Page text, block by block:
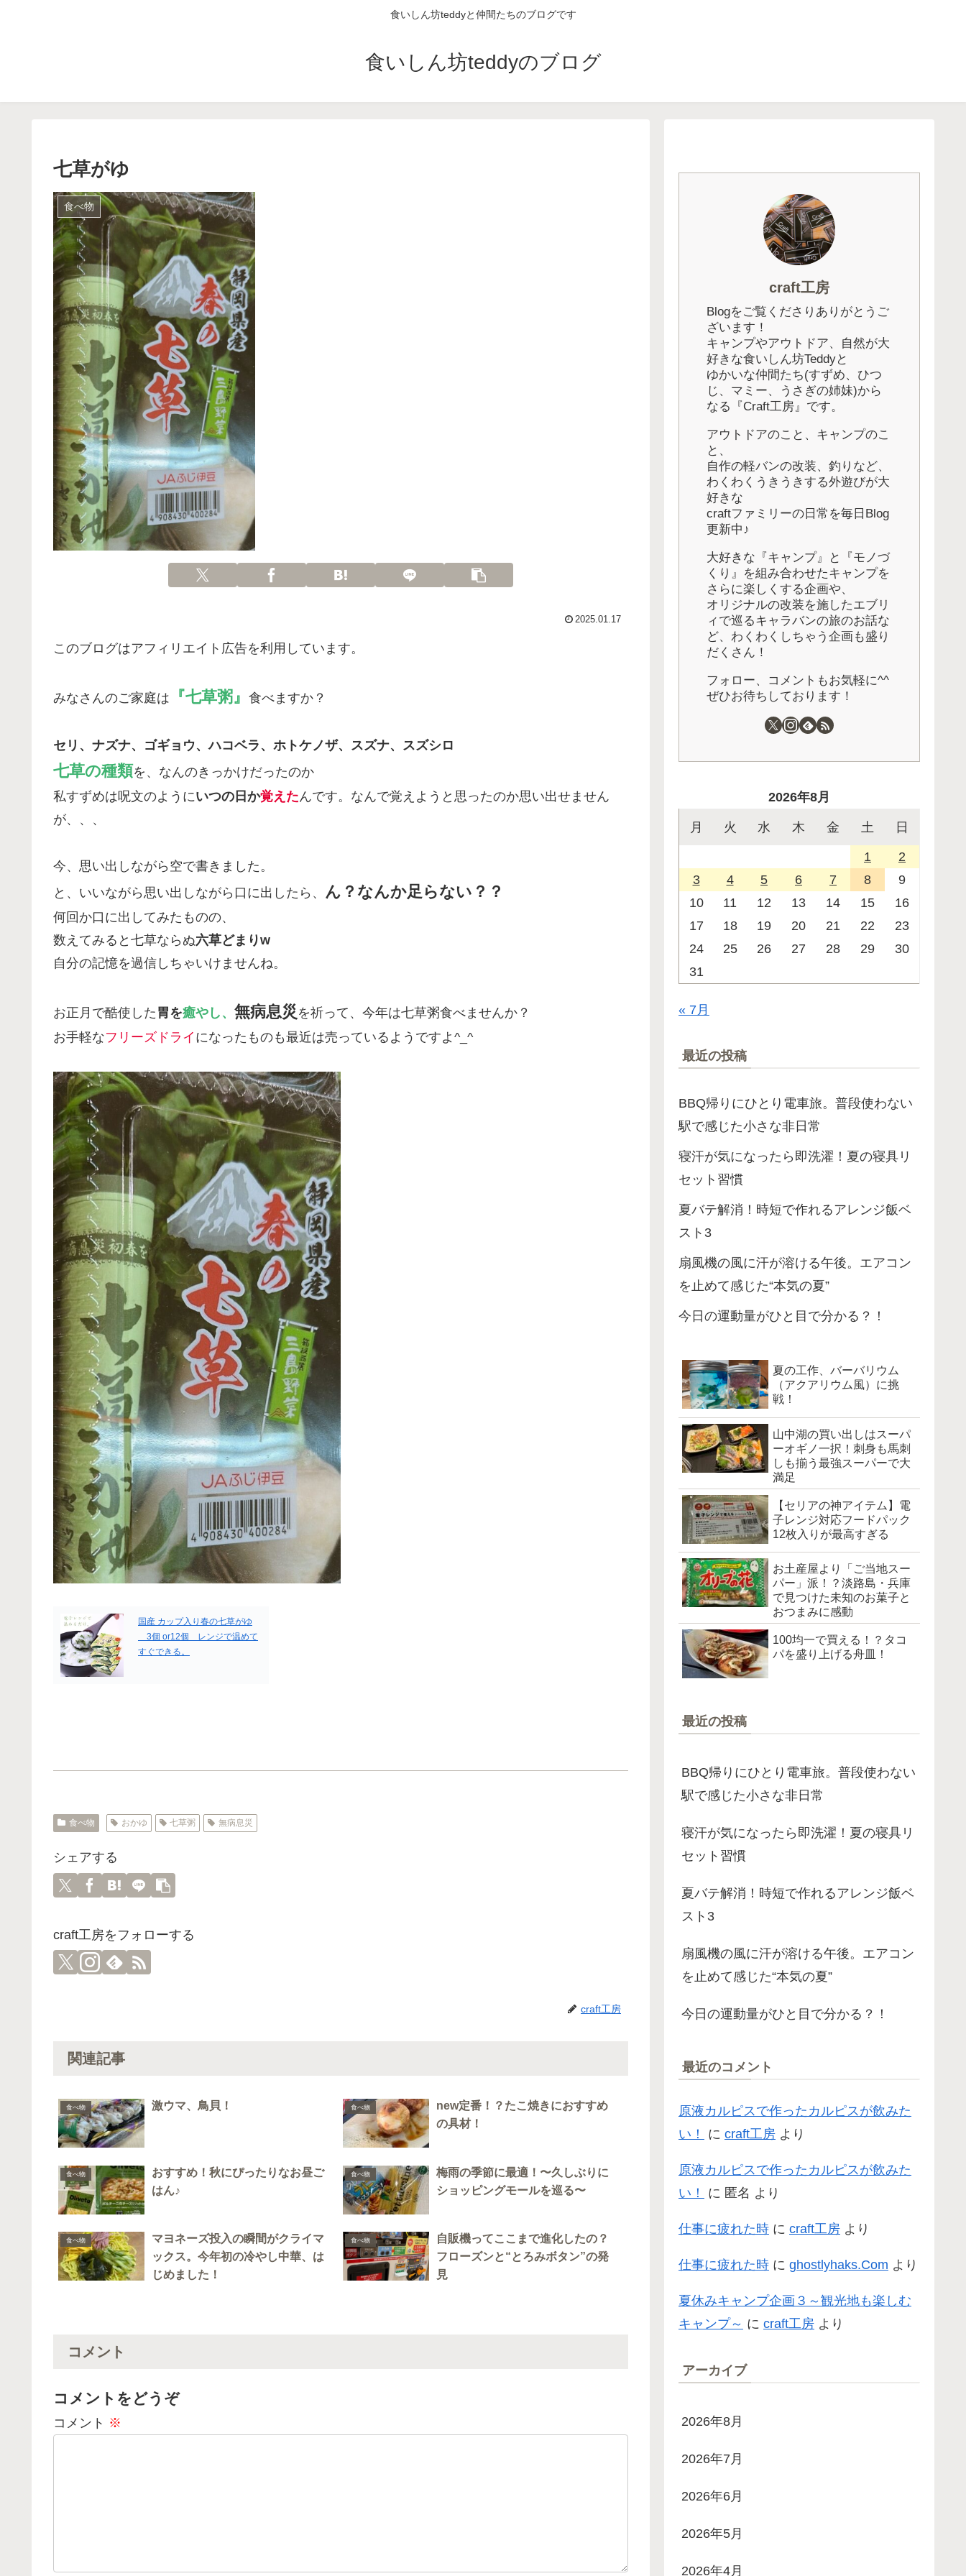
食いしん坊teddyと仲間たちのブログです
食いしん坊teddyのブログ
七草がゆ
食べ物
2025.01.17
このブログはアフィリエイト広告を利用しています。
みなさんのご家庭は 『七草粥』 食べますか？
セリ、ナズナ、ゴギョウ、ハコベラ、ホトケノザ、スズナ、スズシロ
七草の種類を、なんのきっかけだったのか
私すずめは呪文のようにいつの日か覚えたんです。なんで覚えようと思ったのか思い出せません
が、、、
今、思い出しながら空で書きました。
と、いいながら思い出しながら口に出したら、 ん？なんか足らない？？
何回か口に出してみたものの、
数えてみると七草ならぬ六草どまりw
自分の記憶を過信しちゃいけませんね。
お正月で酷使した 胃を癒やし、 無病息災 を祈って、今年は七草粥食べませんか？
お手軽なフリーズドライ になったものも最近は売っているようですよ^_^
国産 カップ入り春の七草がゆ
3個 or12個 レンジで温めて
すぐできる。
食べ物 おかゆ 七草粥 無病息災
シェアする
craft工房をフォローする
craft工房
関連記事
食べ物 激ウマ、鳥貝！ 食べ物
new定番！？たこ焼きにおすすめ
の具材！
食べ物
おすすめ！秋にぴったりなお昼ご
はん♪
食べ物
梅雨の季節に最適！〜久しぶりに
ショッピングモールを巡る〜
食べ物
マヨネーズ投入の瞬間がクライマ
ックス。今年初の冷やし中華、は
じめました！
食べ物
自販機ってここまで進化したの？
フローズンと“とろみボタン”の発
見
コメント
コメントをどうぞ
コメント ※
craft工房
Blogをご覧くださりありがとうご
ざいます！
キャンプやアウトドア、自然が大
好きな食いしん坊Teddyと
ゆかいな仲間たち(すずめ、ひつ
じ、マミー、うさぎの姉妹)から
なる『Craft工房』です。
アウトドアのこと、キャンプのこ
と、
自作の軽バンの改装、釣りなど、
わくわくうきうきする外遊びが大
好きな
craftファミリーの日常を毎日Blog
更新中♪
大好きな『キャンプ』と『モノづ
くり』を組み合わせたキャンプを
さらに楽しくする企画や、
オリジナルの改装を施したエブリ
ィで巡るキャラバンの旅のお話な
ど、わくわくしちゃう企画も盛り
だくさん！
フォロー、コメントもお気軽に^^
ぜひお待ちしております！
2026年8月
月 火 水 木 金 土 日
1
2
3
4 5 6 7 8
9
10
11 12 13 14 15
16
17
18 19 20 21 22
23
24
25 26 27 28 29
30
31
« 7月
最近の投稿
BBQ帰りにひとり電車旅。普段使わない
駅で感じた小さな非日常
寝汗が気になったら即洗濯！夏の寝具リ
セット習慣
夏バテ解消！時短で作れるアレンジ飯ベ
スト3
扇風機の風に汗が溶ける午後。エアコン
を止めて感じた“本気の夏”
今日の運動量がひと目で分かる？！
夏の工作、バーバリウム
（アクアリウム風）に挑
戦！
山中湖の買い出しはスーパ
ーオギノ一択！刺身も馬刺
しも揃う最強スーパーで大
満足
【セリアの神アイテム】電
子レンジ対応フードパック
12枚入りが最高すぎる
お土産屋より「ご当地スー
パー」派！？淡路島・兵庫
で見つけた未知のお菓子と
おつまみに感動
100均一で買える！？タコ
パを盛り上げる舟皿！
最近の投稿
BBQ帰りにひとり電車旅。普段使わない
駅で感じた小さな非日常
寝汗が気になったら即洗濯！夏の寝具リ
セット習慣
夏バテ解消！時短で作れるアレンジ飯ベ
スト3
扇風機の風に汗が溶ける午後。エアコン
を止めて感じた“本気の夏”
今日の運動量がひと目で分かる？！
最近のコメント
原液カルピスで作ったカルピスが飲みた
い！
に craft工房 より
原液カルピスで作ったカルピスが飲みた
い！
に 匿名 より
仕事に疲れた時 に craft工房 より
仕事に疲れた時 に ghostlyhaks.Com より
夏休みキャンプ企画３～観光地も楽しむ
キャンプ～ に craft工房 より
アーカイブ
2026年8月
2026年7月
2026年6月
2026年5月
2026年4月